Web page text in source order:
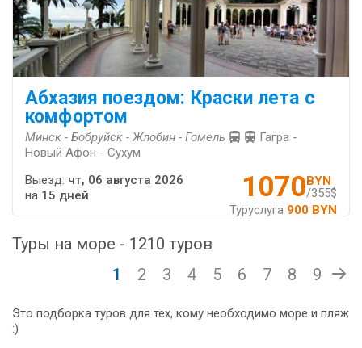
Абхазия поездом: Краски лета с
комфортом
Минск - Бобруйск - Жлобин - Гомель
Гагра -
Новый Афон - Сухум
1070BYN
/355$
Туруслуга 900 BYN
Выезд: чт, 06 августа 2026
на 15 дней
Туры на море - 1210 туров
1
2 3 4 5 6 7 8 9
Это подборка туров для тех, кому необходимо море и пляж
:)